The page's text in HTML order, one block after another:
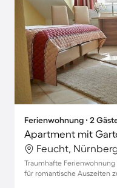
Ferienwohnung ∙ 2
Feucht,
Traumhafte
für romantische Auszeiten